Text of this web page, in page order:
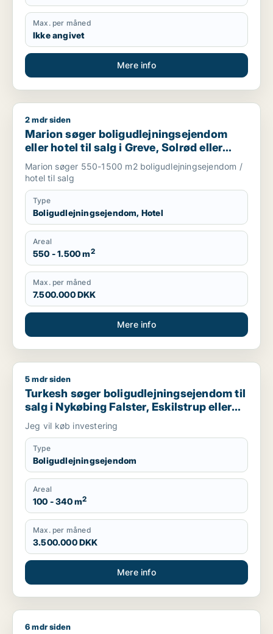
Max. per måned
Ikke angivet
Mere info
Marion søger boligudlejningsejendom eller hotel til salg i
2 mdr siden
Marion søger boligudlejningsejendom
eller hotel til salg i Greve, Solrød eller
Roskilde m.fl.
Marion søger 550-1500 m2 boligudlejningsejendom /
hotel til salg
Type
Boligudlejningsejendom, Hotel
Areal
550 - 1.500 m2
Max. per måned
7.500.000 DKK
Mere info
Turkesh søger boligudlejningsejendom til salg i Nykøbing
5 mdr siden
Turkesh søger boligudlejningsejendom til
salg i Nykøbing Falster, Eskilstrup eller
Horbelev m.fl.
Jeg vil køb investering
Type
Boligudlejningsejendom
Areal
100 - 340 m2
Max. per måned
3.500.000 DKK
Mere info
Jeg søger kontor, lager, værksted, butik, klinik, restaurant,
6 mdr siden